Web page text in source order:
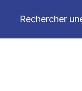
Rechercher